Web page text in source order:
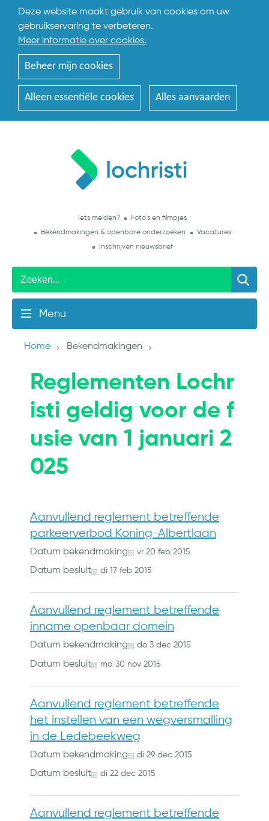
Deze website maakt gebruik van cookies om uw
gebruikservaring te verbeteren.
Meer informatie over cookies.
Beheer mijn cookies
Alleen essentiële cookies Alles aanvaarden
Iets melden?
Foto's en filmpjes
Bekendmakingen & openbare onderzoeken
Vacatures
Inschrijven nieuwsbrief
Menu
Home Bekendmakingen
Reglementen Lochr
isti geldig voor de f
usie van 1 januari 2
025
Aanvullend reglement betreffende
parkeerverbod Koning-Albertlaan
Datum bekendmaking vr 20 feb 2015
Datum besluit di 17 feb 2015
Aanvullend reglement betreffende
inname openbaar domein
Datum bekendmaking do 3 dec 2015
Datum besluit ma 30 nov 2015
Aanvullend reglement betreffende
het instellen van een wegversmalling
in de Ledebeekweg
Datum bekendmaking di 29 dec 2015
Datum besluit di 22 dec 2015
Aanvullend reglement betreffende